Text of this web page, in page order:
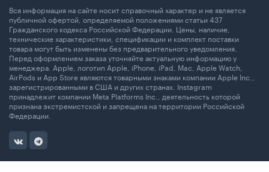
Вся информация на сайте носит справочный характер и не является
публичной офертой, определяемой положениями статьи 437
Гражданского кодекса Российской Федерации. Цены, наличие,
технические характеристики, спецификации и комплект поставки
товара могут быть изменены без предварительного уведомления.
Перед оформлением заказа уточняйте актуальную информацию у
менеджера. Apple, логотип Apple, iPhone, iPad, Mac, Apple Watch,
AirPods и App Store являются товарными знаками компании Apple Inc.,
зарегистрированными в США и других странах. Instagram
принадлежит компании Meta Platforms Inc., деятельность которой
признана экстремистской и запрещена на территории Российской
Федерации.